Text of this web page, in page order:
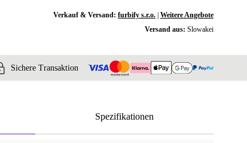
Verkauf & Versand: furbify s.r.o.| Weitere Angebote
Versand aus: Slowakei
Sichere Transaktion
Spezifikationen